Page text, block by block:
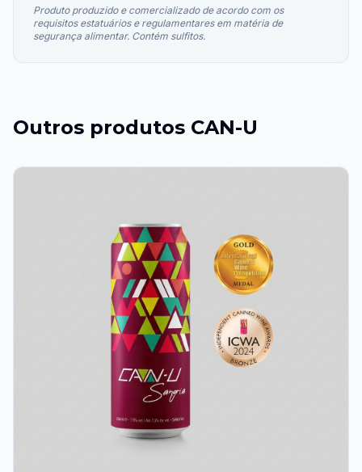
Produto produzido e comercializado de acordo com os
requisitos estatuários e regulamentares em matéria de
segurança alimentar. Contém sulfitos.
Outros produtos CAN-U